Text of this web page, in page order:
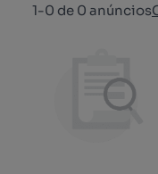
1-0 de 0 anúncios